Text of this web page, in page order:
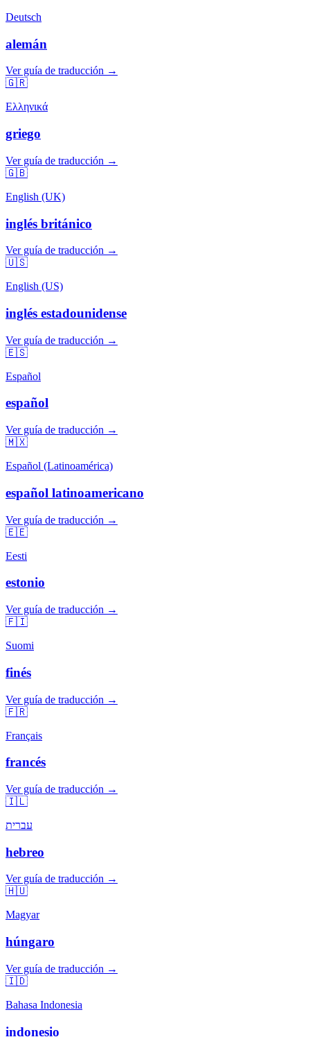
Deutsch
alemán
Ver guía de traducción →
🇬🇷
Ελληνικά
griego
Ver guía de traducción →
🇬🇧
English (UK)
inglés británico
Ver guía de traducción →
🇺🇸
English (US)
inglés estadounidense
Ver guía de traducción →
🇪🇸
Español
español
Ver guía de traducción →
🇲🇽
Español (Latinoamérica)
español latinoamericano
Ver guía de traducción →
🇪🇪
Eesti
estonio
Ver guía de traducción →
🇫🇮
Suomi
finés
Ver guía de traducción →
🇫🇷
Français
francés
Ver guía de traducción →
🇮🇱
עברית
hebreo
Ver guía de traducción →
🇭🇺
Magyar
húngaro
Ver guía de traducción →
🇮🇩
Bahasa Indonesia
indonesio